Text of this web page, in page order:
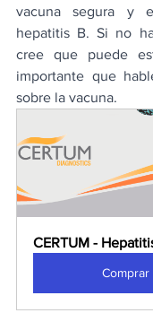
vacuna segura y
hepatitis B. Si no
cree que puede
importante que
sobre la vacuna.
CERTUM -
Comprar